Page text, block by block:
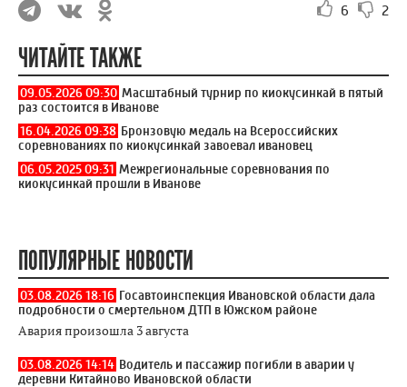
6 2
ЧИТАЙТЕ ТАКЖЕ
09.05.2026 09:30 Масштабный турнир по киокусинкай в пятый
раз состоится в Иванове
16.04.2026 09:38 Бронзовую медаль на Всероссийских
соревнованиях по киокусинкай завоевал ивановец
06.05.2025 09:31 Межрегиональные соревнования по
киокусинкай прошли в Иванове
ПОПУЛЯРНЫЕ НОВОСТИ
03.08.2026 18:16 Госавтоинспекция Ивановской области дала
подробности о смертельном ДТП в Южском районе
Авария произошла 3 августа
03.08.2026 14:14 Водитель и пассажир погибли в аварии у
деревни Китайново Ивановской области